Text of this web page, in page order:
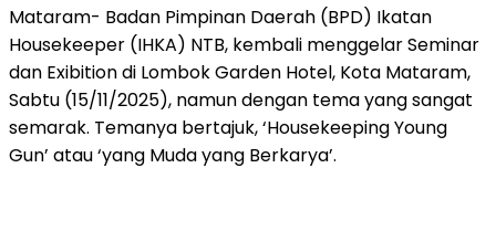
Mataram- Badan Pimpinan Daerah (BPD) Ikatan
Housekeeper (IHKA) NTB, kembali menggelar Seminar
dan Exibition di Lombok Garden Hotel, Kota Mataram,
Sabtu (15/11/2025), namun dengan tema yang sangat
semarak. Temanya bertajuk, ‘Housekeeping Young
Gun’ atau ‘yang Muda yang Berkarya’.